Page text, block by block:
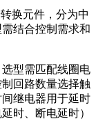
换元件，分为中
结合控制需求和
型需匹配线圈电
回路数量选择触
继电器用于延时
时、断电延时）